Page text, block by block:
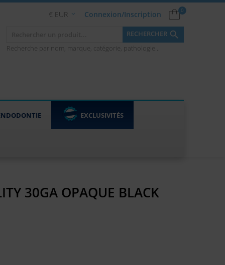
€ EUR  Connexion/Inscription 0
RECHERCHER 
Recherche par nom, marque, catégorie, pathologie...
EXCLUSIVITÉS
30GA OPAQUE BLACK